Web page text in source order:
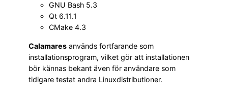
GNU Bash 5.3
Qt 6.11.1
CMake 4.3
Calamares används fortfarande som
installationsprogram, vilket gör att installationen
bör kännas bekant även för användare som
tidigare testat andra Linuxdistributioner.